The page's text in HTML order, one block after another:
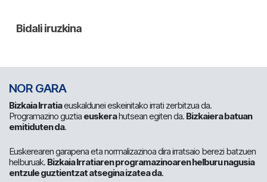
NOR GARA
Bizkaia Irratiaeuskaldunei eskeinitako irrati zerbitzua da.
Programazino guztia euskerahutsean egiten da. Bizkaiera batuan
emitiduten da.
Euskerearen garapena eta normalizazinoa dira irratsaio berezi batzuen
helburuak. Bizkaia Irratiaren programazinoaren helburu nagusia
entzule guztientzat atsegina izatea da.